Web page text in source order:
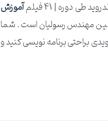
طی دوره | 41 فیلم
آموزش
مهندس رسولیان است . شما
براحتی برنامه نویسی کنید و